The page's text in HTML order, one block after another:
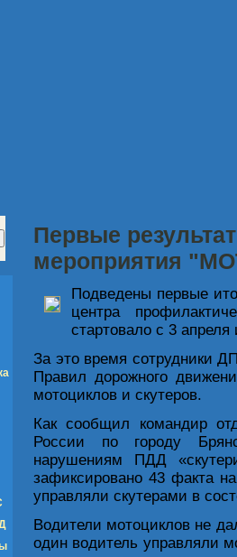
Первые
мероприятия
Подведены первые
центра
стартовало с 3
За это время сотрудники
Правил дорожного
мотоциклов и скутеров.
Как сообщил командир
России по городу
нарушениям ПДД
зафиксировано 43 факта
управляли скутерами в
Водители мотоциклов не
один водитель управляли